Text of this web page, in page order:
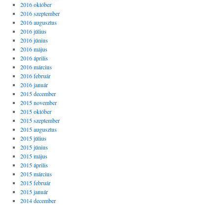
2016 október
2016 szeptember
2016 augusztus
2016 július
2016 június
2016 május
2016 április
2016 március
2016 február
2016 január
2015 december
2015 november
2015 október
2015 szeptember
2015 augusztus
2015 július
2015 június
2015 május
2015 április
2015 március
2015 február
2015 január
2014 december